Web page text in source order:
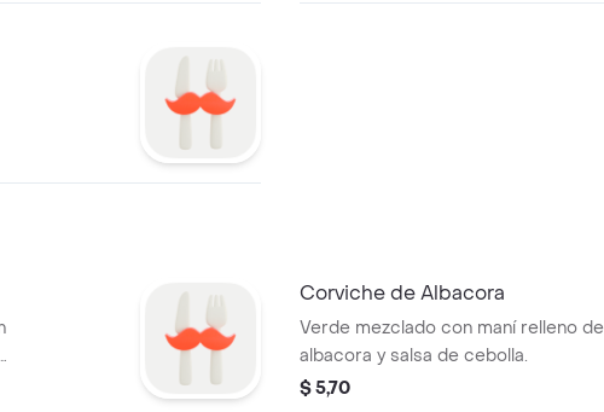
Corviche de Albacora
Verde mezclado con maní relleno de
albacora y salsa de cebolla.
$ 5,70